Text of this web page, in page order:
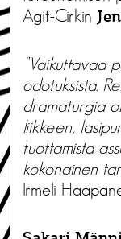
Agit-Cirkin
”Vaikuttavaa
odotuksista.
dramaturgia
liikkeen,
tuottamista
kokonainen
Irmeli